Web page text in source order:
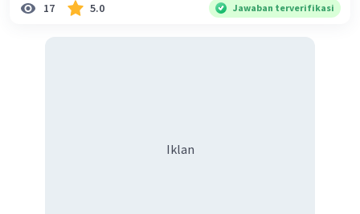
17 5.0 Jawaban terverifikasi
Iklan